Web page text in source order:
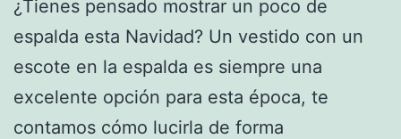
¿Tienes pensado mostrar un poco de
espalda esta Navidad? Un vestido con un
escote en la espalda es siempre una
excelente opción para esta época, te
contamos cómo lucirla de forma